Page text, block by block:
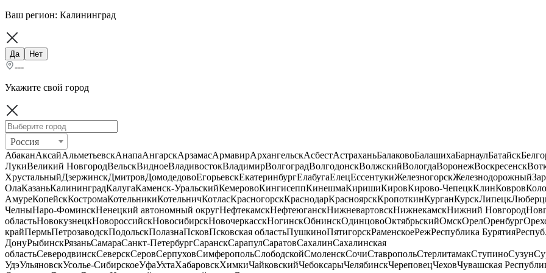
Ваш регион: Калининград
Да Нет
---
Укажите свой город
Россия
АбаканАксайАльметьевскАнапаАнгарскАрзамасАрмавирАрхангельскАсбестАстраханьБалаковоБалашихаБарнаулБатайск
ЛукиВеликий НовгородВельскВидноеВладивостокВладимирВолгоградВолгодонскВолжскийВологдаВоронежВоскресенск
ХрустальныйДзержинскДмитровДомодедовоЕгорьевскЕкатеринбургЕлабугаЕлецЕссентукиЖелезногорскЖелезнодорожный
ОлаКазаньКалининградКалугаКаменск-УральскийКемеровоКингисеппКинешмаКиришиКировКирово-ЧепецкКлинКовров
АмуреКопейскКостромаКотельникиКотельничКотласКрасногорскКраснодарКрасноярскКропоткинКурганКурскЛипецк
ЧелныНаро-ФоминскНенецкий автономный округНефтекамскНефтеюганскНижневартовскНижнекамскНижний Новгород
областьНовокузнецкНовороссийскНовосибирскНовочеркасскНогинскОбнинскОдинцовоОктябрьскийОмскОрелОренбург
крайПермьПетрозаводскПодольскПолазнаПсковПсковская областьПушкиноПятигорскРаменскоеРежРеспублика Бурятия
ДонуРыбинскРязаньСамараСанкт-ПетербургСаранскСарапулСаратовСахалинСахалинская
областьСеверодвинскСеверскСеровСерпуховСимферопольСлободскойСмоленскСочиСтавропольСтерлитамакСтупиноСузун
УдэУльяновскУсолье-СибирскоеУфаУхтаХабаровскХимкиЧайковскийЧебоксарыЧелябинскЧереповецЧеховЧувашская